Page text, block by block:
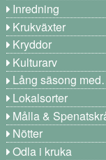
Inredning
Krukväxter
Kryddor
Kulturarv
Lång säsong
Lokalsorter
Målla &
Nötter
Odla i kruka